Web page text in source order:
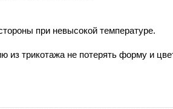
при невысокой температуре.
трикотажа не потерять форму и